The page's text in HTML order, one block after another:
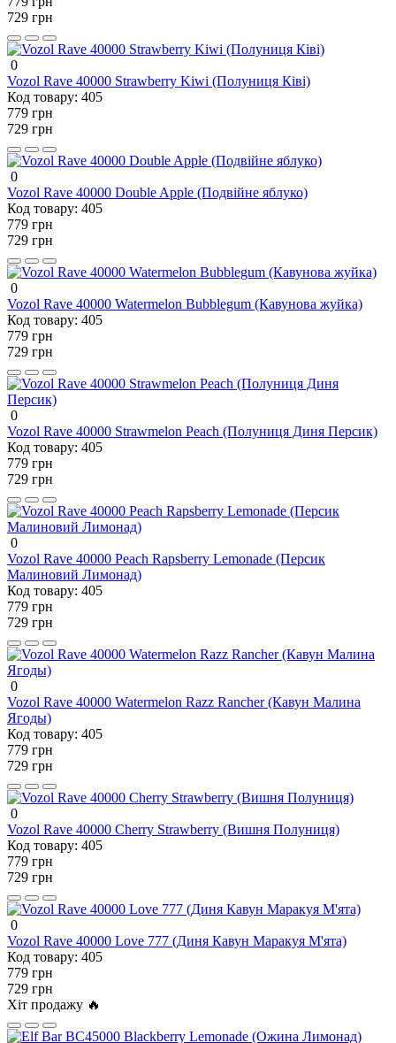
729 грн
0
Vozol Rave 40000 Strawberry Kiwi (Полуниця Ківі)
Код товару: 405
779 грн
729 грн
0
Vozol Rave 40000 Double Apple (Подвійне яблуко)
Код товару: 405
779 грн
729 грн
0
Vozol Rave 40000 Watermelon Bubblegum (Кавунова жуйка)
Код товару: 405
779 грн
729 грн
0
Vozol Rave 40000 Strawmelon Peach (Полуниця Диня Персик)
Код товару: 405
779 грн
729 грн
0
Vozol Rave 40000 Peach Rapsberry Lemonade (Персик
Малиновий Лимонад)
Код товару: 405
779 грн
729 грн
0
Vozol Rave 40000 Watermelon Razz Rancher (Кавун Малина
Ягоды)
Код товару: 405
779 грн
729 грн
0
Vozol Rave 40000 Cherry Strawberry (Вишня Полуниця)
Код товару: 405
779 грн
729 грн
0
Vozol Rave 40000 Love 777 (Диня Кавун Маракуя М'ята)
Код товару: 405
779 грн
729 грн
Хіт продажу 🔥